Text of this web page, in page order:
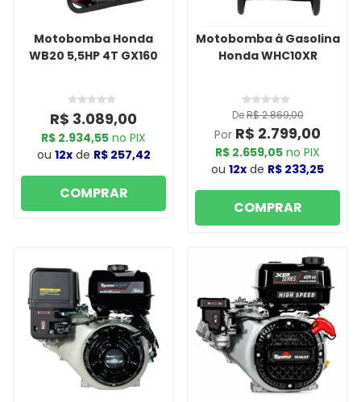
Motobomba Honda
WB20 5,5HP 4T GX160
R$ 3.089,00
R$ 2.934,55 no PIX
ou 12xde R$ 257,42
COMPRAR
Motobomba à Gasolina
Honda WHC10XR
DeR$ 2.869,00
Por R$ 2.799,00
R$ 2.659,05 no PIX
ou 12x de R$ 233,25
COMPRAR